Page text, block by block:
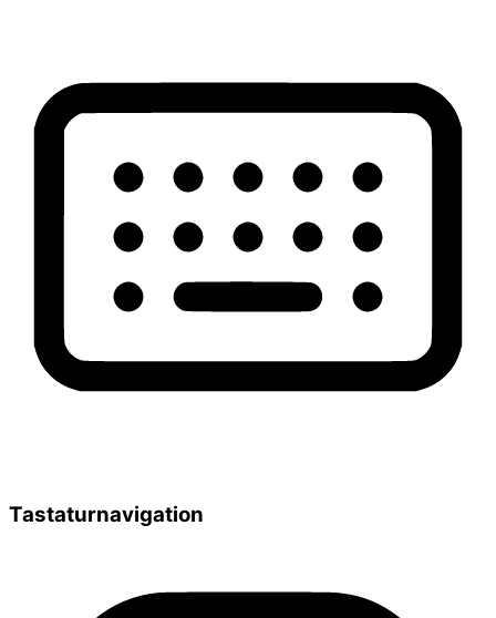
Tastaturnavigation